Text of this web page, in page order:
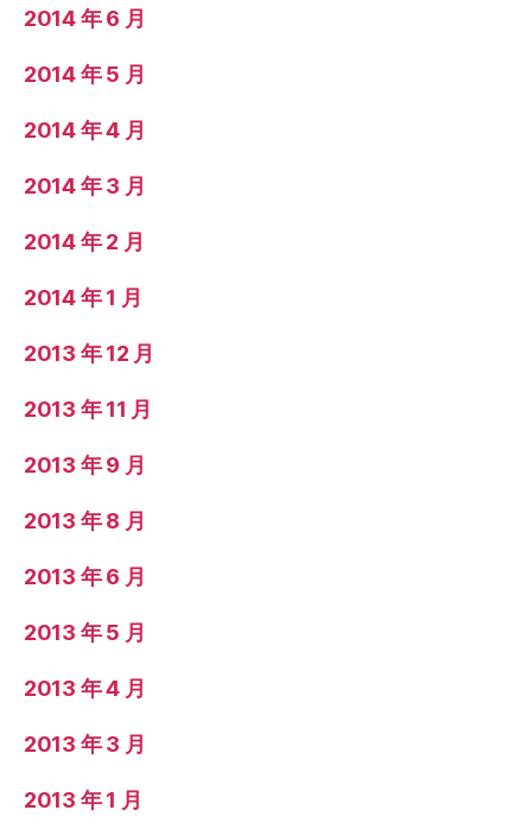
2014 年 6 月
2014 年 5 月
2014 年 4 月
2014 年 3 月
2014 年 2 月
2014 年 1 月
2013 年 12 月
2013 年 11 月
2013 年 9 月
2013 年 8 月
2013 年 6 月
2013 年 5 月
2013 年 4 月
2013 年 3 月
2013 年 1 月